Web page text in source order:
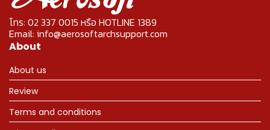
โทร: 02 337 0015 หรือ HOTLINE 1389
Email: info@aerosoftarchsupport.com
About
About us
Review
Terms and conditions